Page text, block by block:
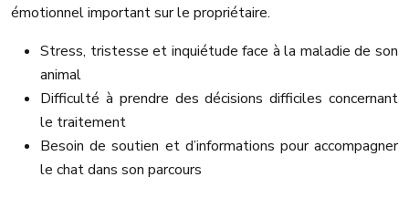
émotionnel important sur le propriétaire.
Stress, tristesse et inquiétude face à la maladie de son
animal
Difficulté à prendre des décisions difficiles concernant
le traitement
Besoin de soutien et d’informations pour accompagner
le chat dans son parcours